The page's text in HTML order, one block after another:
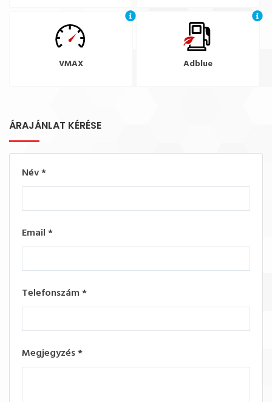
VMAX Adblue
ÁRAJÁNLAT KÉRÉSE
Név*
Email*
Telefonszám*
Megjegyzés*